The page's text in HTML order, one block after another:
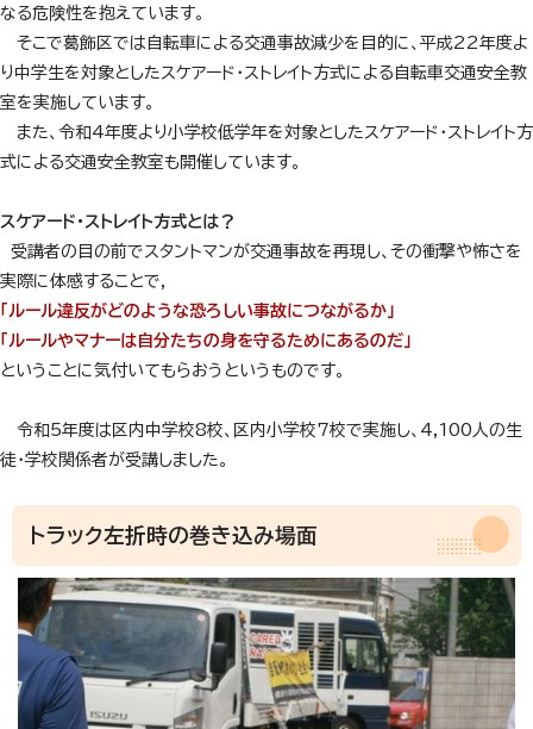
なる危険性を抱えています。
そこで葛飾区では自転車による交通事故減少を目的に、平成22年度よ
り中学生を対象としたスケアード・ストレイト方式による自転車交通安全教
室を実施しています。
また、令和4年度より小学校低学年を対象としたスケアード・ストレイト方
式による交通安全教室も開催しています。
スケアード・ストレイト方式とは？
受講者の目の前でスタントマンが交通事故を再現し、その衝撃や怖さを
実際に体感することで,
「ルール違反がどのような恐ろしい事故につながるか」
「ルールやマナーは自分たちの身を守るためにあるのだ」
ということに気付いてもらおうというものです。
令和5年度は区内中学校8校、区内小学校7校で実施し、4,100人の生
徒・学校関係者が受講しました。
トラック左折時の巻き込み場面